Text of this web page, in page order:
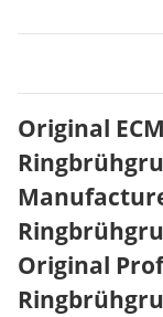
Original
Original